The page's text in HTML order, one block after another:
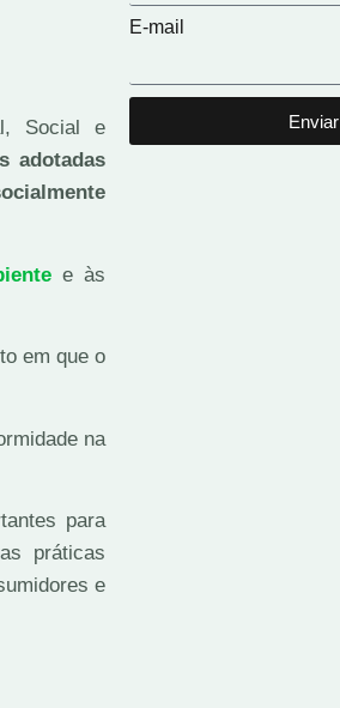
Social e
adotadas
e às
em que o
na
para
práticas
e
E-mail
Enviar